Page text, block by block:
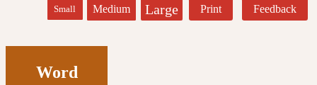
Small Medium Large Print Feedback
Word